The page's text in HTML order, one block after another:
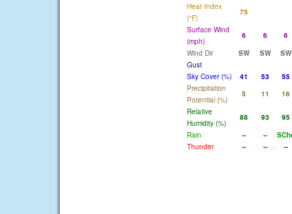
Heat Index
(°F)
75
Surface Wind
(mph)
6 6 6
Wind Dir
SW SW SW
Gust
Sky Cover (%)
41 53 55
Precipitation
Potential (%)
5 11 16
Relative
Humidity (%)
88 93 95
Rain
-- --
Thunder
-- -- --